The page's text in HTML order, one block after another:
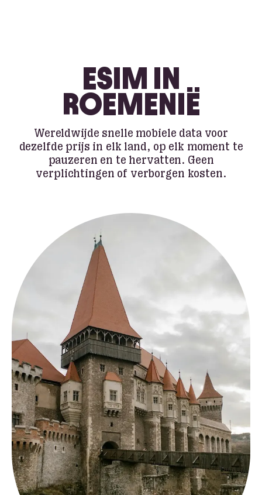
ESIM IN
ROEMENIË
Wereldwijde snelle mobiele data voor
dezelfde prijs in elk land, op elk moment te
pauzeren en te hervatten. Geen
verplichtingen of verborgen kosten.